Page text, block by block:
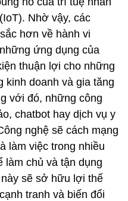
Nhờ vậy, các
hơn về hành vi
ứng dụng của
thuận lợi cho những
kinh doanh và gia tăng
với đó, những công
chatbot hay dịch vụ y
nghệ sẽ cách mạng
làm việc trong nhiều
làm chủ và tận dụng
sẽ sở hữu lợi thế
tranh và biến đổi